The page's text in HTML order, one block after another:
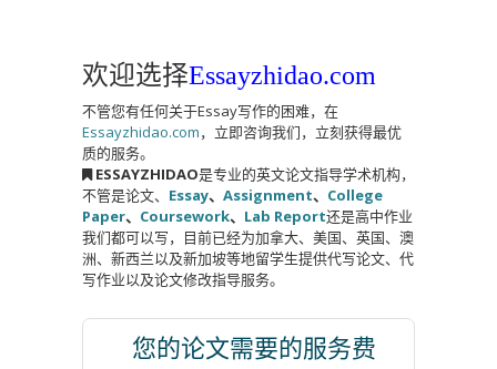
欢迎选择Essayzhidao.com
不管您有任何关于Essay写作的困难，在
Essayzhidao.com，立即咨询我们，立刻获得最优
质的服务。
ESSAYZHIDAO是专业的英文论文指导学术机构，
不管是论文、 Essay、 Assignment、 College
Paper、 Coursework、 Lab Report还是高中作业
我们都可以写，目前已经为加拿大、美国、英国、澳
洲、新西兰以及新加坡等地留学生提供代写论文、代
写作业以及论文修改指导服务。
您的论文需要的服务费